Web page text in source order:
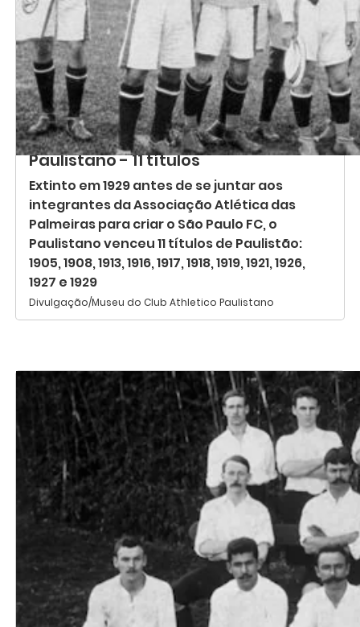
Paulistano - 11 títulos
Extinto em 1929 antes de se juntar aos
integrantes da Associação Atlética das
Palmeiras para criar o São Paulo FC, o
Paulistano venceu 11 títulos de Paulistão:
1905, 1908, 1913, 1916, 1917, 1918, 1919, 1921, 1926,
1927 e 1929
Divulgação/Museu do Club Athletico Paulistano